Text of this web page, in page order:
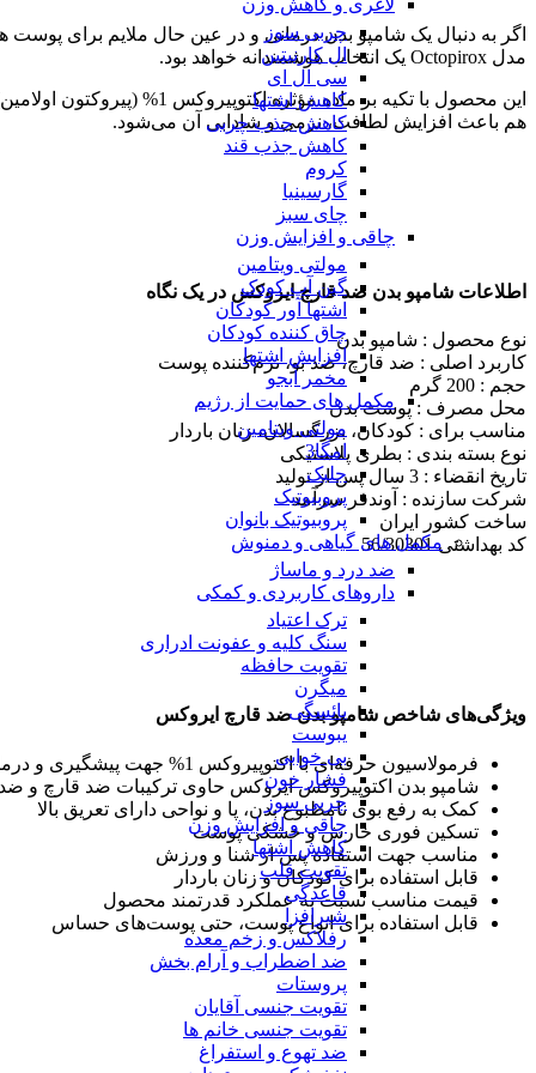
لاغری و کاهش وزن
چربی سوز
ال کارنیتین
سی ال ای
کاهش اشتها
کاهش جذب چربی
کاهش جذب قند
کروم
گارسینیا
چای سبز
چاقی و افزایش وزن
مولتی ویتامین
گین آپ کودک
اشتها آور کودکان
چاق کننده کودکان
افزایش اشتها
مخمر آبجو
مکمل های حمایت از رژیم
مولتی ویتامین
امگا3
جلبک
پروبیوتیک
پروبیوتیک بانوان
مکمل های گیاهی و دمنوش
ضد درد و ماساژ
داروهای کاربردی و کمکی
ترک اعتیاد
سنگ کلیه و عفونت ادراری
تقویت حافظه
میگرن
یائسگی
یبوست
بی خوابی
فشار خون
چربی سوز
چاقی و افزایش وزن
کاهش اشتها
تقویت قلب
قاعدگی
شیرافزا
رفلاکس و زخم معده
ضد اضطراب و آرام بخش
پروستات
تقویت جنسی آقایان
تقویت جنسی خانم ها
ضد تهوع و استفراغ
اگر به دنبال یک شامپو بدن درمانی و در عین حال ملایم برای
مدل Octopirox یک انتخاب هوشمندانه خواهد بود.
این محصول با تکیه بر
هم باعث افزایش لطافت، نرمی و شادابی آن می‌شود.
اطلاعات شامپو بدن ضد قارچ ایروکس در یک نگاه
نوع محصول : شامپو بدن
کاربرد اصلی : ضد قارچ، ضد بو، نرم‌کننده پوست
حجم : 200 گرم
محل مصرف : پوست بدن
مناسب برای : کودکان، بزرگسالان، زنان باردار
نوع بسته‌ بندی : بطری پلاستیکی
تاریخ انقضاء : 3 سال پس از تولید
شرکت سازنده : آوندفر سرآمد
ساخت کشور ایران
کد بهداشتی 56/30301
ویژگی‌های شاخص شامپو بدن ضد قارچ ایروکس
فرمولاسیون حرفه‌ای با اکتوپیروکس 1% جهت پیشگیری و درمان موضعی عفونت‌های قارچی پوست
شامپو بدن اکتوپیروکس ایروکس حاوی ترکیبات ضد قارچ و ضد
کمک به رفع بوی نامطبوع بدن، پا و نواحی دارای تعریق بالا
تسکین فوری خارش و خشکی پوست
مناسب جهت استفاده پس از شنا و ورزش
قابل استفاده برای کودکان و زنان باردار
قیمت مناسب نسبت به عملکرد قدرتمند محصول
قابل استفاده برای انواع پوست، حتی پوست‌های حساس